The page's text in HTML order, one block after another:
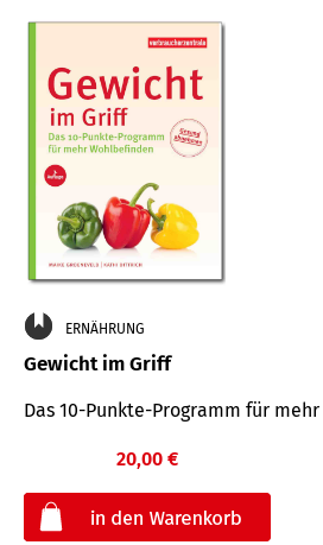
ERNÄHRUNG
Gewicht im Griff
Das 10-Punkte-Programm für
20,00 €